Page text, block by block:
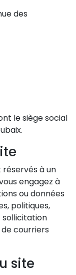
des
le siège social
réservés à un
engagez à
ou données
politiques,
courriers
site